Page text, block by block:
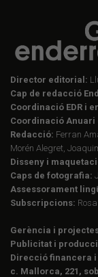
Director editorial:
Cap de redacció
Coordinació EDR i
Coordinació Anuari
Redacció: Ferran
Morén Alegret,
Disseny i
Caps de fotografia:
Assessorament
Subscripcions:
Gerència i
Publicitat i
Direcció financera
c. Mallorca, 221,